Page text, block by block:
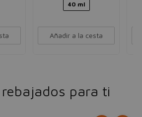
40 ml
Añadir a la cesta
para ti